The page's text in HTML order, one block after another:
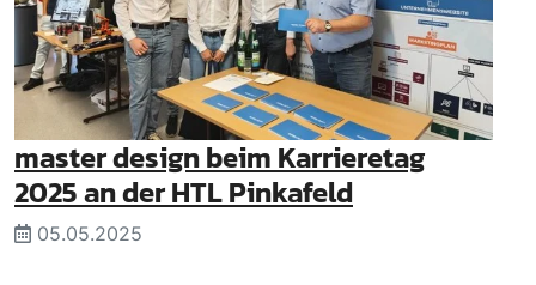
master design beim Karrieretag
2025 an der HTL Pinkafeld
05.05.2025